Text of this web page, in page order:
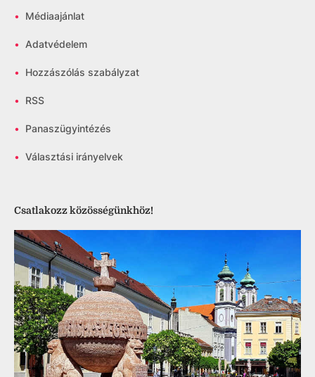
• Médiaajánlat
• Adatvédelem
• Hozzászólás szabályzat
• RSS
• Panaszügyintézés
• Választási irányelvek
Csatlakozz közösségünkhöz!